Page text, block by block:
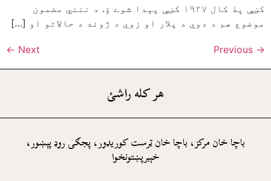
کښې پۀ کال ١٩٢٧ کښې پېدا شوے ؤ. د ننني مضمون
موضوع هم د دوي د پلار او زوي د ژوند د حالاتو او […]
→
Next
←
هر کله راشئ
باچا خان مرکز، باچا خان ټرست کوريډور، پجګۍ روډ پېښور،
خېبرپښتونخوا